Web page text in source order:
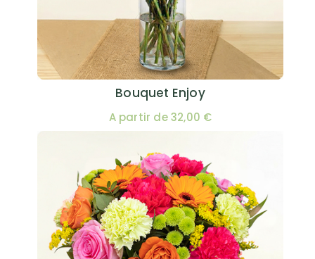
Bouquet Enjoy
A partir de 32,00 €